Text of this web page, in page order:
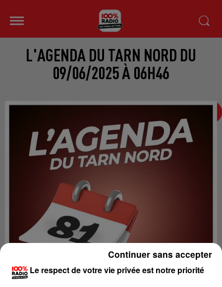
L'AGENDA DU TARN NORD DU
09/06/2025 À 06H46
Le respect de votre vie privée est notre priorité
Continuer sans accepter